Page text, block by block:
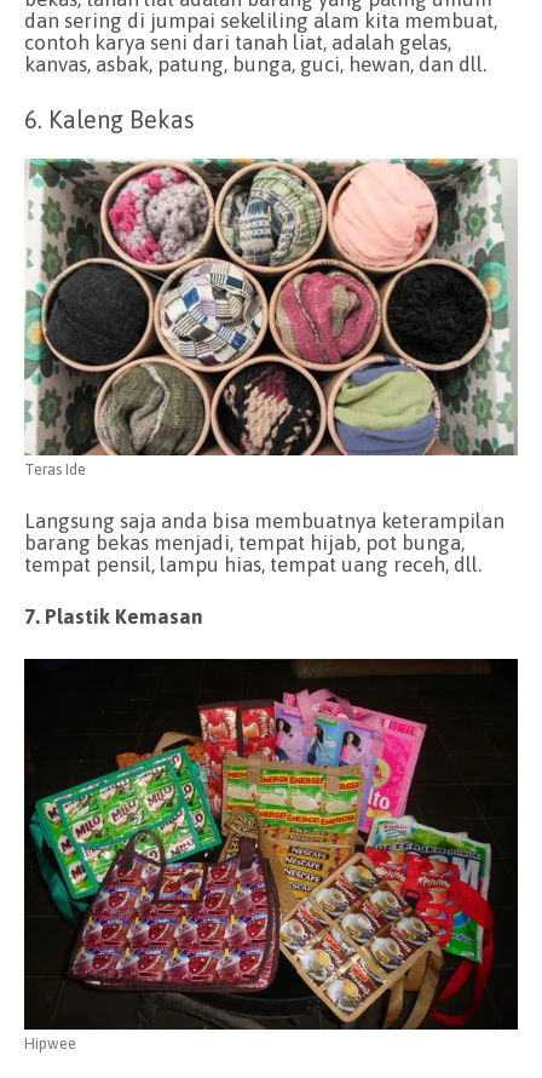
dan sering di jumpai sekeliling alam kita membuat,
contoh karya seni dari tanah liat, adalah gelas,
kanvas, asbak, patung, bunga, guci, hewan, dan dll.
6. Kaleng Bekas
Teras Ide
Langsung saja anda bisa membuatnya keterampilan
barang bekas menjadi, tempat hijab, pot bunga,
tempat pensil, lampu hias, tempat uang receh, dll.
7. Plastik Kemasan
Hipwee